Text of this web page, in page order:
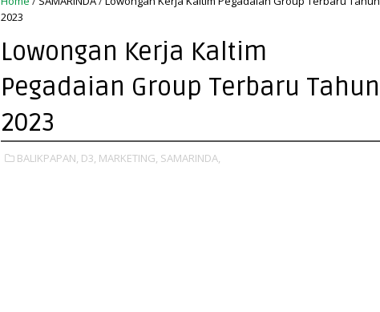
2023
Lowongan Kerja Kaltim
Pegadaian Group Terbaru Tahun
2023
BALIKPAPAN, D3, MARKETING, SAMARINDA,